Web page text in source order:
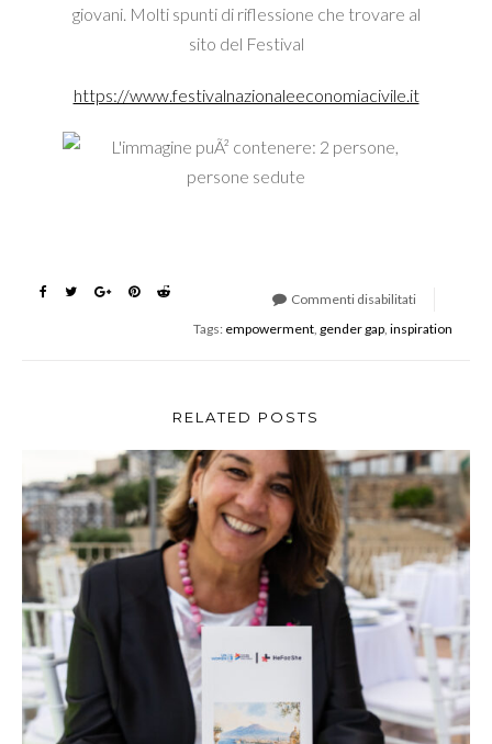
giovani. Molti spunti di riflessione che trovare al
sito del Festival
https://www.festivalnazionaleeconomiacivile.it
Commenti disabilitati
di
donne
4.0!
Tags: empowerment gender gap inspiration
RELATED POSTS